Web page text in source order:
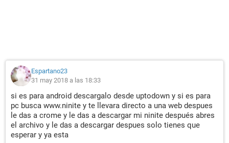
Espartano23
31 may 2018 a las 18:33
si es para android descargalo desde uptodown y si es para
pc busca www.ninite y te llevara directo a una web despues
le das a crome y le das a descargar mi ninite después abres
el archivo y le das a descargar despues solo tienes que
esperar y ya esta